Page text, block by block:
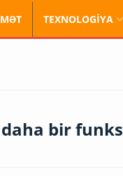
TEXNOLOGİYA
bir